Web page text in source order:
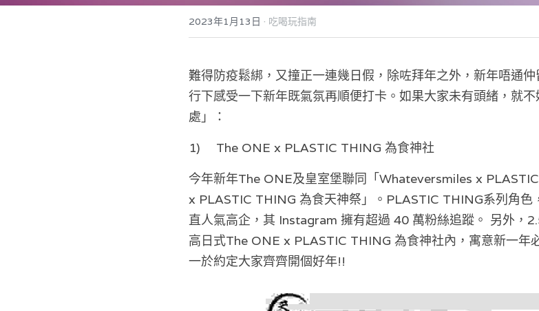
2023年1月13日 · 吃喝玩指南
難得防疫鬆綁，又撞正一連幾日假，除咗拜年之外，新年唔通
行下感受一下新年既氣氛再順便打卡。如果大家未有頭緒，就
處」：
1)	The ONE x PLASTIC THING 為食神社
今年新年The ONE及皇室堡聯同「Whateversmiles x
x PLASTIC THING 為食天神祭」。PLASTIC THING系列角
直人氣高企，其 Instagram 擁有超過 40 萬粉絲追蹤。 另外，
高日式The ONE x PLASTIC THING 為食神社內，寓意新一年
一於約定大家齊齊開個好年!!